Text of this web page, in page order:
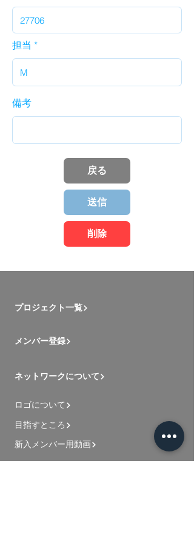
担当
備考
戻る
送信
削除
プロジェクト一覧
メンバー登録
ネットワークについて
ロゴについて
目指すところ
新入メンバー用動画